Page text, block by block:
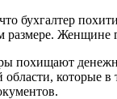
бухгалтер
Женщине
похищают
которые в